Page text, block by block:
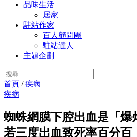
品味生活
居家
駐站作家
百大顧問團
駐站達人
主題企劃
首頁 /疾病
疾病
蜘蛛網膜下腔出血是「爆
若三度出血致死率百分百